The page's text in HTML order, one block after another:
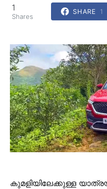
1
Shares
SHARE 1
കുമളിയിലേക്കുള്ള